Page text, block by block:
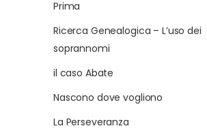
Prima
Ricerca Genealogica – L’uso dei
soprannomi
il caso Abate
Nascono dove vogliono
La Perseveranza